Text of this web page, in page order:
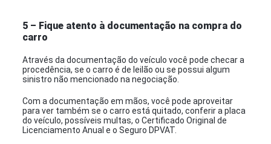
5 – Fique atento à documentação na compra do
carro
Através da documentação do veículo você pode checar a
procedência, se o carro é de leilão ou se possui algum
sinistro não mencionado na negociação.
Com a documentação em mãos, você pode aproveitar
para ver também se o carro está quitado, conferir a placa
do veículo, possíveis multas, o Certificado Original de
Licenciamento Anual e o Seguro DPVAT.